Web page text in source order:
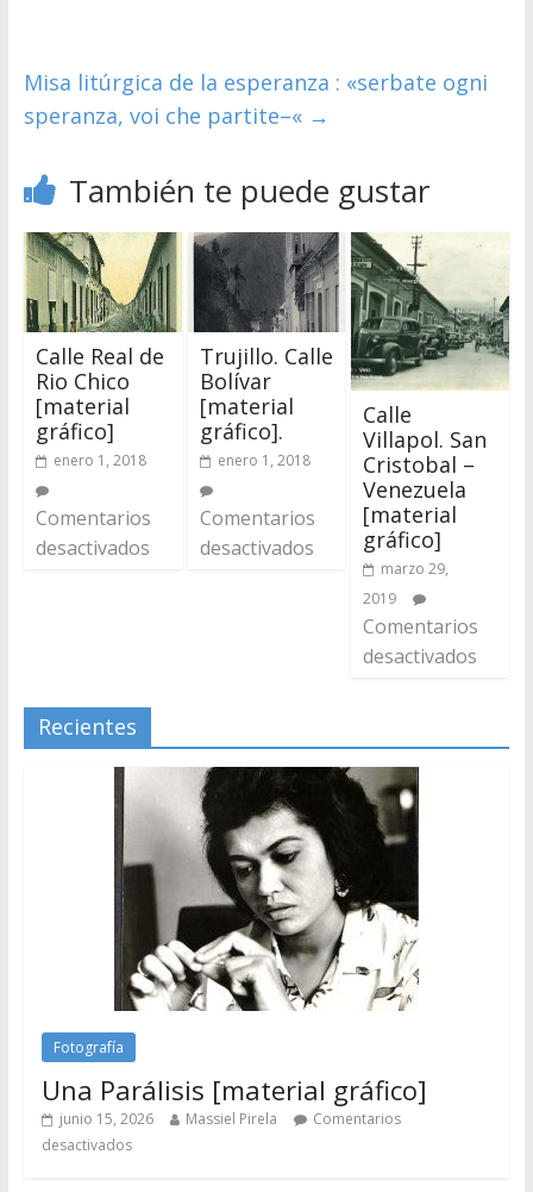
Misa litúrgica de la esperanza : «serbate ogni
speranza, voi che partite–« →
También te puede gustar
Calle Real de
Rio Chico
[material
gráfico]
enero 1, 2018
Comentarios
desactivados
Trujillo. Calle
Bolívar
[material
gráfico].
enero 1, 2018
Comentarios
desactivados
Calle
Villapol. San
Cristobal –
Venezuela
[material
gráfico]
marzo 29,
2019
Comentarios
desactivados
Recientes
Fotografía
Una Parálisis [material gráfico]
junio 15, 2026 Massiel Pirela
Comentarios
desactivados